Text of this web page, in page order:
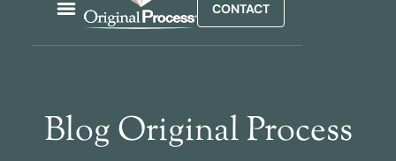
CONTACT
Blog Original Process